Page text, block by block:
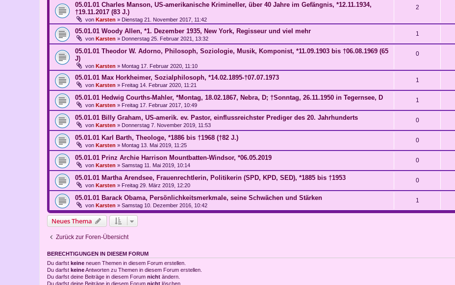
05.01.01 Charles Manson, US-amerikanische Krimineller, über 40 Jahre im Gefängnis, *12.11.1934,
†19.11.2017 (83 J.)
von Karsten » Dienstag 21. November 2017, 11:42
2
05.01.01 Woody Allen, *1. Dezember 1935, New York, Regisseur und viel mehr
von Karsten » Donnerstag 25. Februar 2021, 13:32
1
05.01.01 Theodor W. Adorno, Philosoph, Soziologie, Musik, Komponist, *11.09.1903 bis †06.08.1969 (65
J)
von Karsten » Montag 17. Februar 2020, 11:10
0
05.01.01 Max Horkheimer, Sozialphilosoph, *14.02.1895-†07.07.1973
von Karsten » Freitag 14. Februar 2020, 11:21
1
05.01.01 Hedwig Courths-Mahler, *Montag, 18.02.1867, Nebra, D; †Sonntag, 26.11.1950 in Tegernsee, D
von Karsten » Freitag 17. Februar 2017, 10:49
1
05.01.01 Billy Graham, US-amerik. ev. Pastor, einflussreichster Prediger des 20. Jahrhunderts
von Karsten » Donnerstag 7. November 2019, 11:53
0
05.01.01 Karl Barth, Theologe, *1886 bis †1968 (†82 J.)
von Karsten » Montag 13. Mai 2019, 11:25
0
05.01.01 Prinz Archie Harrison Mountbatten-Windsor, *06.05.2019
von Karsten » Samstag 11. Mai 2019, 10:14
0
05.01.01 Martha Arendsee, Frauenrechtlerin, Politikerin (SPD, KPD, SED), *1885 bis †1953
von Karsten » Freitag 29. März 2019, 12:20
0
05.01.01 Barack Obama, Persönlichkeitsmerkmale, seine Schwächen und Stärken
von Karsten » Samstag 10. Dezember 2016, 10:42
1
Neues Thema
Zurück zur Foren-Übersicht
BERECHTIGUNGEN IN DIESEM FORUM
Du darfst keine neuen Themen in diesem Forum erstellen.
Du darfst keineAntworten zu Themen in diesem Forum erstellen.
Du darfst deine Beiträge in diesem Forum nicht ändern.
Du darfst deine Beiträge in diesem Forum nicht löschen.